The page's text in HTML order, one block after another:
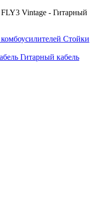
Vintage - Гитарный
Стойки
Гитарный кабель